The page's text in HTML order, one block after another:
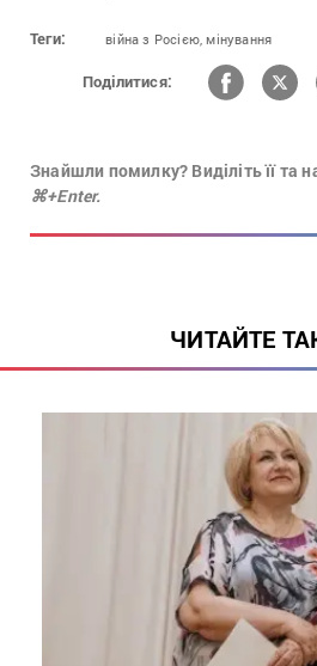
Теги: війна з Росією, мінування
Поділитися:
Знайшли помилку? Виділіть її та
⌘+Enter.
ЧИТАЙТЕ